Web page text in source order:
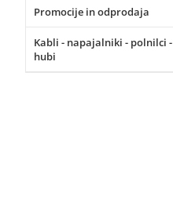
Promocije in odprodaja
Kabli - napajalniki - polnilci -
hubi